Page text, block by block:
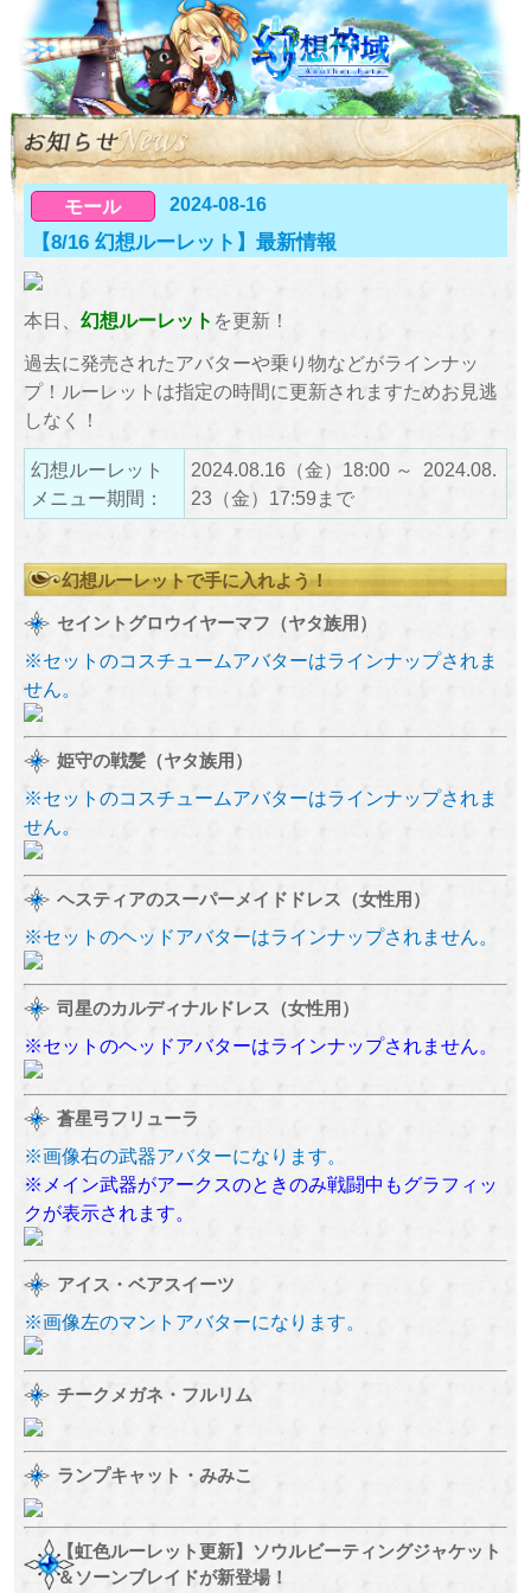
モール 2024-08-16
【8/16 幻想ルーレット】最新情報
本日、 幻想ルーレット を更新！
過去に発売されたアバターや乗り物などがラインナッ
プ！ルーレットは指定の時間に更新されますためお見逃
しなく！
幻想ルーレット
メニュー期間：
2024.08.16（金）18:00 ～ 2024.08.
23（金）17:59まで
幻想ルーレットで手に入れよう！
セイントグロウイヤーマフ（ヤタ族用）
※セットのコスチュームアバターはラインナップされま
せん。
姫守の戦髪（ヤタ族用）
※セットのコスチュームアバターはラインナップされま
せん。
ヘスティアのスーパーメイドドレス（女性用）
※セットのヘッドアバターはラインナップされません。
司星のカルディナルドレス（女性用）
※セットのヘッドアバターはラインナップされません。
蒼星弓フリューラ
※画像右の武器アバターになります。
※メイン武器がアークスのときのみ戦闘中もグラフィッ
クが表示されます。
アイス・ベアスイーツ
※画像左のマントアバターになります。
チークメガネ・フルリム
ランプキャット・みみこ
【虹色ルーレット更新】ソウルビーティングジャケット
＆ソーンブレイドが新登場！